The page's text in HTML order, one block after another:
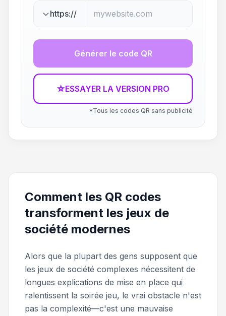
https://
Générer le code QR
☆ESSAYER LA VERSION PRO
*Tous les codes QR sans publicité
Comment les QR codes
transforment les jeux de
société modernes
Alors que la plupart des gens supposent que
les jeux de société complexes nécessitent de
longues explications de mise en place qui
ralentissent la soirée jeu, le vrai obstacle n'est
pas la complexité—c'est une mauvaise